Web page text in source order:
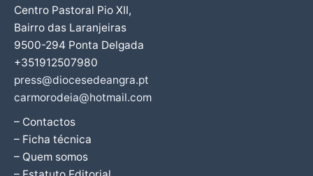
Centro Pastoral Pio XII,
Bairro das Laranjeiras
9500-294 Ponta Delgada
+351912507980
press@diocesedeangra.pt
carmorodeia@hotmail.com
– Contactos
– Ficha técnica
– Quem somos